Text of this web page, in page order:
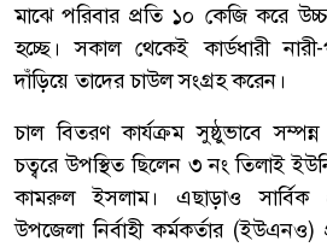
মাঝে পরিবার প্রতি ১০ কেজি করে
হচ্ছে। সকাল থেকেই কার্ডধারী
দাঁড়িয়ে তাদের চাউল সংগ্রহ করেন।
চাল বিতরণ কার্যক্রম সুষ্ঠুভাবে
চত্বরে উপস্থিত ছিলেন ৩ নং তিলাই
কামরুল ইসলাম। এছাড়াও সার্বিক
উপজেলা নির্বাহী কর্মকর্তার (ইউএনও)